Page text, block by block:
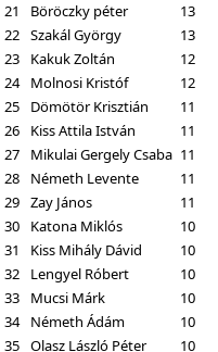
21
Böröczky péter
13
22 Szakál György
13
23
Kakuk Zoltán
12
24
Molnosi Kristóf
12
25
Dömötör Krisztián
11
26
Kiss Attila István
11
27
Mikulai Gergely Csaba 11
28
Németh Levente
11
29 Zay János
11
30
Katona Miklós
10
31
Kiss Mihály Dávid
10
32
Lengyel Róbert
10
33
Mucsi Márk
10
34
Németh Ádám
10
35 Olasz László Péter
10